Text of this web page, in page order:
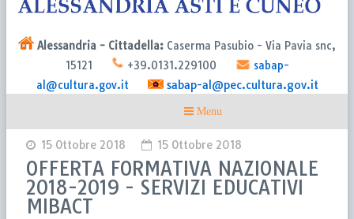
Alessandria - Cittadella: Caserma Pasubio - Via Pavia snc,
15121
+39.0131.229100
sabap-
al@cultura.gov.it
sabap-al@pec.cultura.gov.it
15 Ottobre 2018 15 Ottobre 2018
OFFERTA FORMATIVA NAZIONALE
2018-2019 - SERVIZI EDUCATIVI
MIBACT